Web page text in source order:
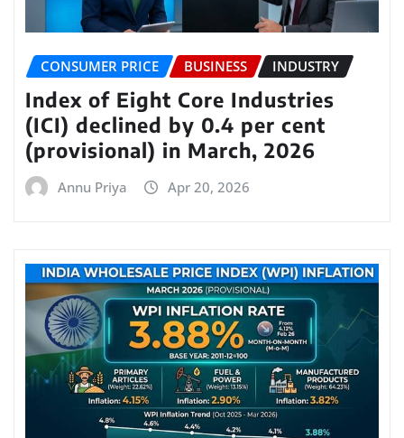
CONSUMER PRICE BUSINESS INDUSTRY
Index of Eight Core Industries
(ICI) declined by 0.4 per cent
(provisional) in March, 2026
Annu Priya Apr 20, 2026